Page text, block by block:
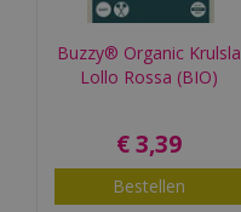
Buzzy® Organic Krulsla
Lollo Rossa (BIO)
€ 3,39
Bestellen